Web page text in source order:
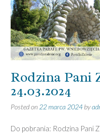
Rodzina Pani
24.03.2024
Posted on 22 marca 2024 by
Do pobrania: Rodzina Pani